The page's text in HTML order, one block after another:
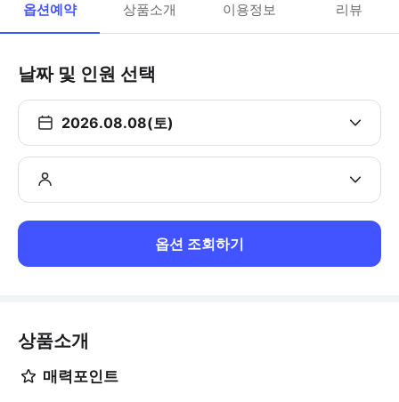
옵션예약 상품소개 이용정보 리뷰
날짜 및 인원 선택
2026.08.08(토)
옵션 조회하기
상품소개
매력포인트